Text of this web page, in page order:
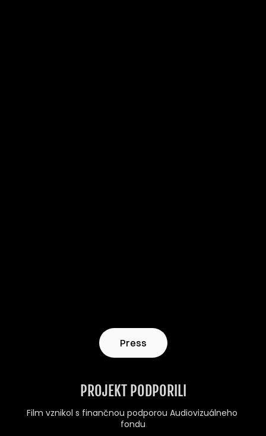
Press
PROJEKT PODPORILI
Film vznikol s finančnou podporou Audiovizuálneho
fondu